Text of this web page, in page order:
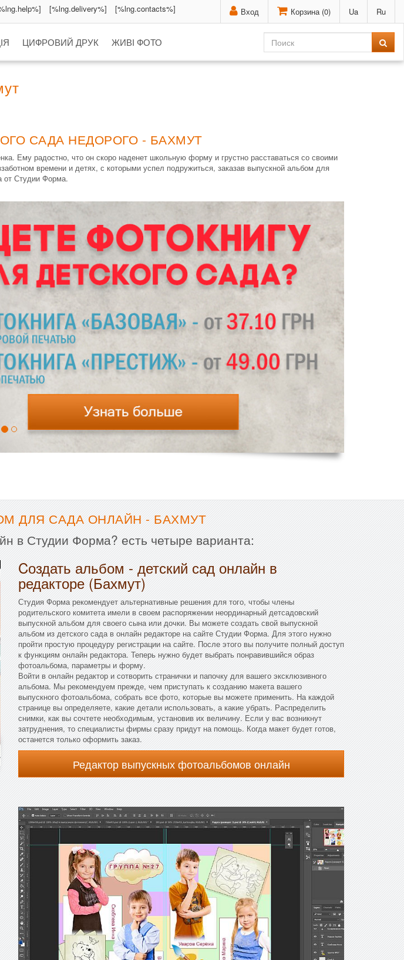
Вход Корзина (0) Ua Ru
[%lng.delivery%] [%lng.contacts%]
ЦИФРОВИЙ ДРУК ЖИВІ ФОТО
САДА НЕДОРОГО - БАХМУТ
Ему радостно, что он скоро наденет школьную форму и грустно расставаться со своими
времени и детях, с которыми успел подружиться, заказав выпускной альбом для
от Студии Форма.
ДЛЯ САДА ОНЛАЙН - БАХМУТ
в Студии Форма? есть четыре варианта:
Cоздать альбом - детский сад онлайн в
редакторе (Бахмут)
Студия Форма рекомендует альтернативные решения для того, чтобы члены
родительского комитета имели в своем распоряжении неординарный детсадовский
выпускной альбом для своего сына или дочки. Вы можете создать свой выпускной
альбом из детского сада в онлайн редакторе на сайте Студии Форма. Для этого нужно
пройти простую процедуру регистрации на сайте. После этого вы получите полный доступ
к функциям онлайн редактора. Теперь нужно будет выбрать понравившийся образ
фотоальбома, параметры и форму.
Войти в онлайн редактор и сотворить странички и папочку для вашего эксклюзивного
альбома. Мы рекомендуем прежде, чем приступать к созданию макета вашего
выпускного фотоальбома, собрать все фото, которые вы можете применить. На каждой
странице вы определяете, какие детали использовать, а какие убрать. Распределить
снимки, как вы сочтете необходимым, установив их величину. Если у вас возникнут
затруднения, то специалисты фирмы сразу придут на помощь. Когда макет будет готов,
останется только оформить заказ.
Редактор выпускных фотоальбомов онлайн